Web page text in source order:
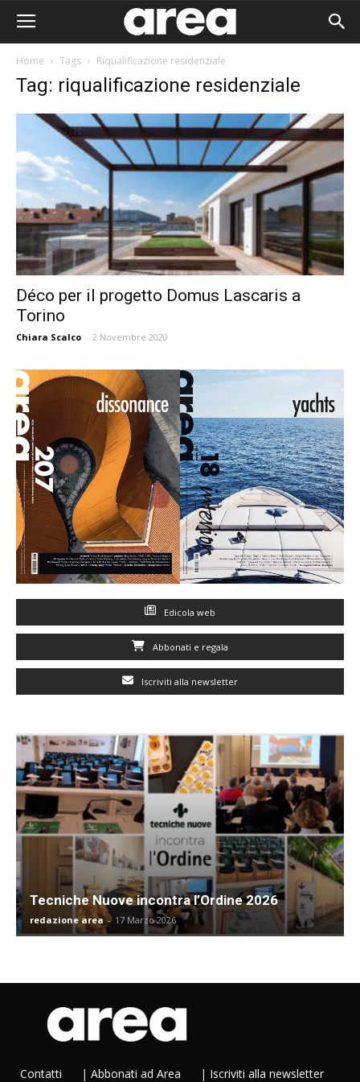
Home Tags Riqualificazione residenziale
Tag: riqualificazione residenziale
Déco per il progetto Domus Lascaris a
Torino
Chiara Scalco - 2 Novembre 2020
Edicola web
Abbonati e regala
Iscriviti alla newsletter
Tecniche Nuove incontra l’Ordine 2026
redazione area - 17 Marzo 2026
Contatti | Abbonati ad Area | Iscriviti alla newsletter